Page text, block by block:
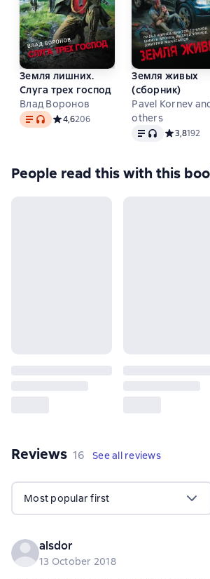
Земля лишних.
Слуга трех господ
Влад Воронов
Text, audio format available
Средний рейтинг 4,6 на основе 206
4,6206
Земля живых
(сборник)
Pavel Kornev
others
Text, audio format
Средний
3,8192
People read this with this
Reviews 16 reviews
16 See all reviews
Most popular first
alsdor
13 October 2018